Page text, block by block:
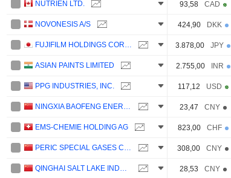
NUTRIEN LTD. 93,58 CAD
NOVONESIS A/S 424,90 DKK
FUJIFILM HOLDINGS CORPORATION 3.878,00 JPY
ASIAN PAINTS LIMITED 2.755,00 INR
PPG INDUSTRIES, INC. 117,12 USD
NINGXIA BAOFENG ENERGY GROUP CO., LTD. 23,47 CNY
EMS-CHEMIE HOLDING AG 823,00 CHF
PERIC SPECIAL GASES CO., LTD. 308,00 CNY
QINGHAI SALT LAKE INDUSTRY CO.,LTD 28,53 CNY